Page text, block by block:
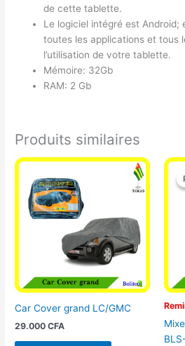
de cette tablette.
Le logiciel intégré est Android;
toutes les applications et tous
l’utilisation de votre tablette.
Mémoire: 32Gb
RAM: 2 Gb
Produits similaires
Car Cover grand LC/GMC
29.000CFA